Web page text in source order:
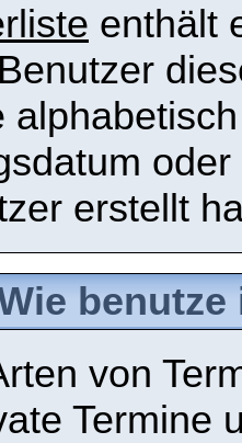
enthält
erstellt
von
Termine